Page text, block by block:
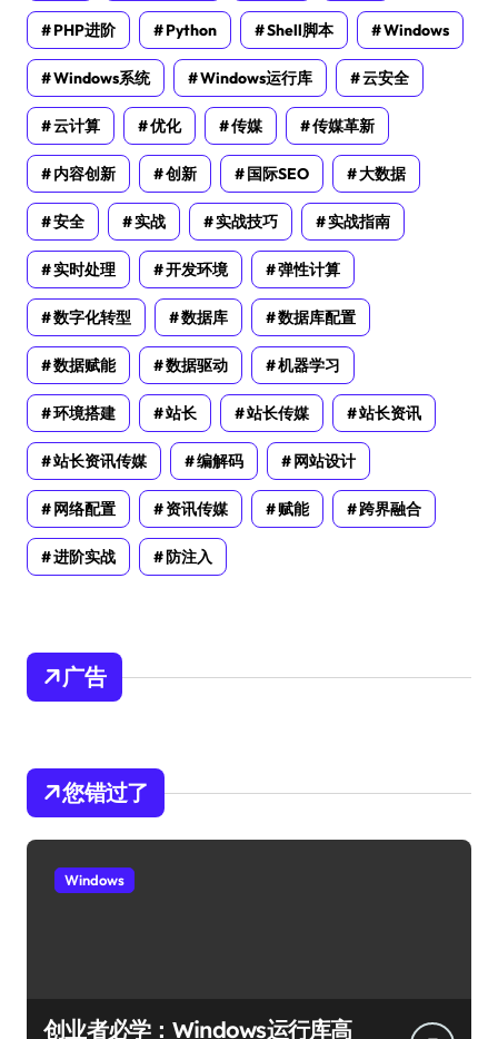
PHP进阶 Python Shell脚本 Windows
Windows系统 Windows运行库 云安全
云计算 优化 传媒 传媒革新
内容创新 创新 国际SEO 大数据
安全 实战 实战技巧 实战指南
实时处理 开发环境 弹性计算
数字化转型 数据库 数据库配置
数据赋能 数据驱动 机器学习
环境搭建 站长 站长传媒 站长资讯
站长资讯传媒 编解码 网站设计
网络配置 资讯传媒 赋能 跨界融合
进阶实战 防注入
广告
您错过了
Windows
创业者必学：Windows运行库高